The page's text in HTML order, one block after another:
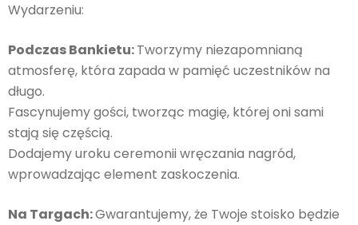
Wydarzeniu:
Podczas Bankietu:Tworzymy niezapomnianą
atmosferę, która zapada w pamięć uczestników na
długo.
Fascynujemy gości, tworząc magię, której oni sami
stają się częścią.
Dodajemy uroku ceremonii wręczania nagród,
wprowadzając element zaskoczenia.
Na Targach:Gwarantujemy, że Twoje stoisko będzie